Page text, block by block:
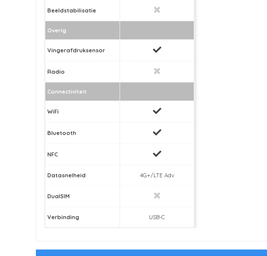
Beeldstabilisatie
Overig
Vingerafdruksensor
Radio
Connectiviteit
WiFi
Bluetooth
NFC
Datasnelheid 4G+/LTE Adv
DualSIM
Verbinding USB-C